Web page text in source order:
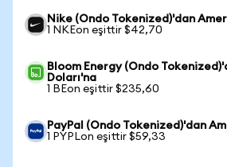
Nike (Ondo Tokenized)'dan
1 NKEon eşittir $42,70
Bloom Energy (Ondo
Doları'na
1 BEon eşittir $235,60
PayPal (Ondo Tokenized)'dan
1 PYPLon eşittir $59,33